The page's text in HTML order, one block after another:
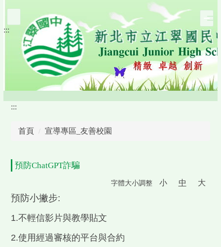
跳
主
:::
:::
首頁 宣導專區_友善校園
預防ChatGPT詐騙
字體大小調整 小 中 大
預防小撇步:
1.不輕信影片與教學貼文
2.使用經過審核的平台與合約